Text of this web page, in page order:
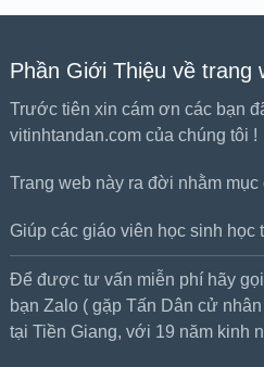
Phần Giới Thiệu về trang
Trước tiên xin cám ơn các bạn
vitinhtandan.com của chúng tôi !
Trang web này ra đời nhằm mục
Giúp các giáo viên học sinh học
Để được tư vấn miễn phí hãy
bạn Zalo ( gặp Tấn Dân cử
tại Tiền Giang, với 19 năm kinh